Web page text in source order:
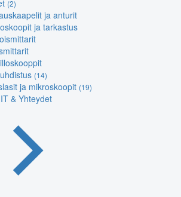
(2)
ja anturit
ja tarkastus
(14)
ja mikroskoopit (19)
IT & Yhteydet